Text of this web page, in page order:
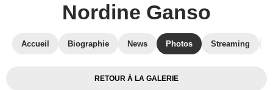
Nordine Ganso
Accueil Biographie News Photos Streaming
RETOUR À LA GALERIE